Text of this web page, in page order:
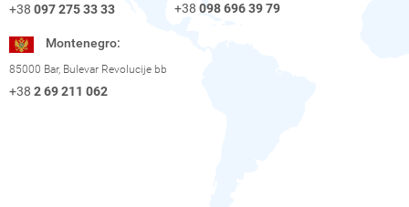
+38 097 275 33 33
+38 098 696 39 79
Montenegro:
85000 Bar, Bulevar Revolucije bb
+38 2 69 211 062